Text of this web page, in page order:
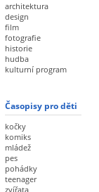
architektura
design
film
fotografie
historie
hudba
kulturní program
Časopisy pro děti
kočky
komiks
mládež
pes
pohádky
teenager
zvířata